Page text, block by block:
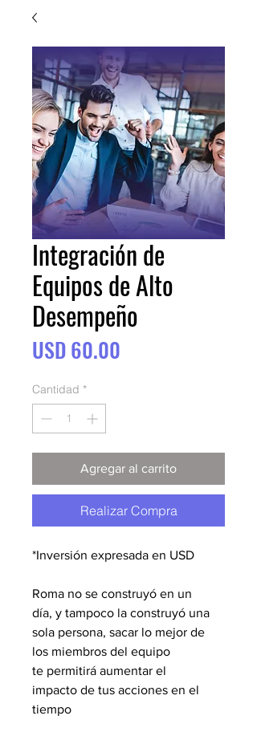
Integración de
Equipos de Alto
Desempeño
USD 60.00
Cantidad *
Agregar al carrito
Realizar Compra
*Inversión expresada en USD
Roma no se construyó en un
día, y tampoco la construyó una
sola persona, sacar lo mejor de
los miembros del equipo
te permitirá aumentar el
impacto de tus acciones en el
tiempo